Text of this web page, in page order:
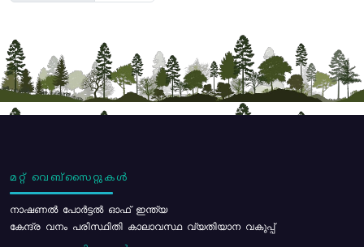
മറ്റ് വെബ്സൈറ്റുകൾ
നാഷണൽ പോർട്ടൽ ഓഫ് ഇന്ത്യ
കേന്ദ്ര വനം പരിസ്ഥിതി കാലാവസ്ഥ വ്യതിയാന വകുപ്പ്